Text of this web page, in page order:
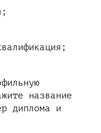
название
диплома и